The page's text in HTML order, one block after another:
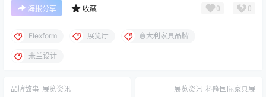
海报分享 收藏 0 0
Flexform 展览厅 意大利家具品牌
米兰设计
品牌故事 展览资讯 展览资讯 科隆国际家具展